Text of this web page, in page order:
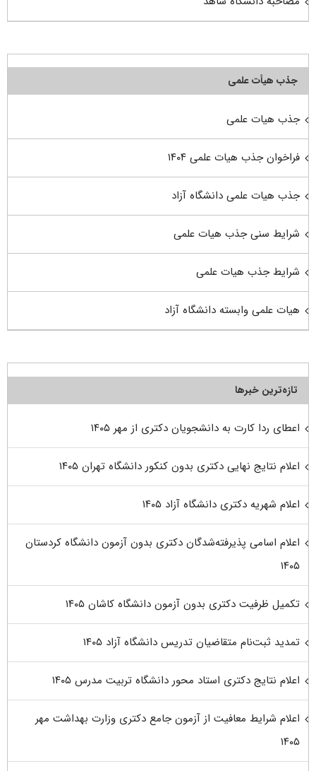
جذب هیأت علمی
جذب هیات علمی
فراخوان جذب هیات علمی ۱۴۰۴
جذب هیات علمی دانشگاه آزاد
شرایط سنی جذب هیات علمی
شرایط جذب هیات علمی
هیات علمی وابسته دانشگاه آزاد
تازه‌ترین خبرها
اعطای ردا کارت به دانشجویان دکتری از مهر ۱۴۰۵
اعلام نتایج نهایی دکتری بدون کنکور دانشگاه تهران ۱۴۰۵
اعلام شهریه دکتری دانشگاه آزاد ۱۴۰۵
اعلام اسامی پذیرفته‌شدگان دکتری بدون آزمون دانشگاه کردستان
۱۴۰۵
تکمیل ظرفیت دکتری بدون آزمون دانشگاه کاشان ۱۴۰۵
تمدید ثبت‌نام متقاضیان تدریس دانشگاه آزاد ۱۴۰۵
اعلام نتایج دکتری استاد محور دانشگاه تربیت مدرس ۱۴۰۵
اعلام شرایط معافیت از آزمون جامع دکتری وزارت بهداشت مهر
۱۴۰۵